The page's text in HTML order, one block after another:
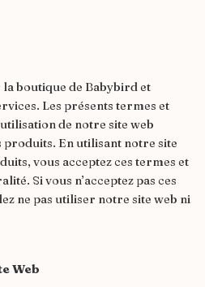
boutique de Babybird et
Les présents termes et
de notre site web
produits. En utilisant notre site
vous acceptez ces termes et
Si vous n’acceptez pas ces
ne pas utiliser notre site web ni
Web